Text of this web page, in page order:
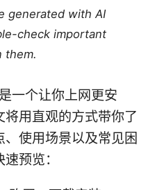
generated with AI
check important
them.
一个让你上网更安
用直观的方式带你了
使用场景以及常见困
预览：